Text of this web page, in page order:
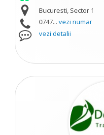
Bucuresti, Sector 1
0747... vezi numar
vezi detalii